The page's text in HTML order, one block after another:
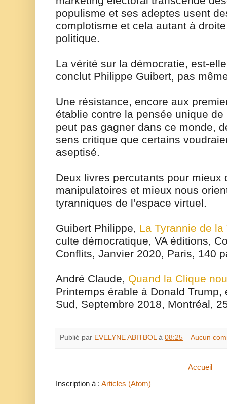
populisme et ses adeptes usent
complotisme et cela autant à
politique.
La vérité sur la démocratie, est-
conclut Philippe Guibert, pas
Une résistance, encore aux
établie contre la pensée unique
peut pas gagner dans ce monde,
sens critique que certains
aseptisé.
Deux livres percutants pour mieux
manipulatoires et mieux nous
tyranniques de l’espace virtuel.
Guibert Philippe, La Tyrannie de
culte démocratique, VA éditions,
Conflits, Janvier 2020, Paris, 140
André Claude, Quand la Clique
Printemps érable à Donald
Sud, Septembre 2018, Montréal,
Publié par EVELYNE ABITBOL à 08:25 Aucun
Accueil
Inscription à : Articles (Atom)